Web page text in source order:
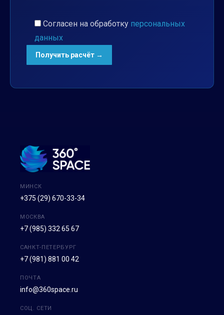
Согласен на обработку персональных
данных
МИНСК
+375 (29) 670-33-34
МОСКВА
+7 (985) 332 65 67
САНКТ-ПЕТЕРБУРГ
+7 (981) 881 00 42
ПОЧТА
info@360space.ru
СОЦ. СЕТИ